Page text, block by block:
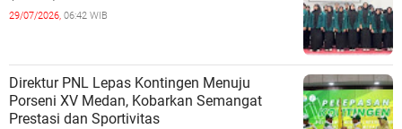
29/07/2026, 06:42 WIB
Direktur PNL Lepas Kontingen Menuju
Porseni XV Medan, Kobarkan Semangat
Prestasi dan Sportivitas